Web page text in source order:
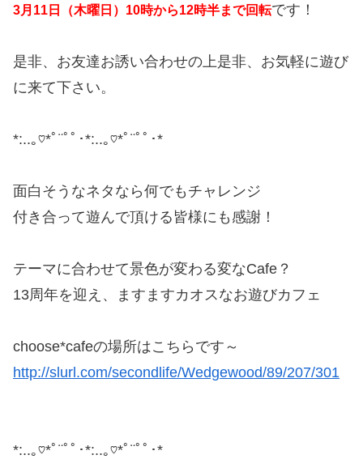
3月11日（木曜日）10時から12時半まで回転です！
是非、お友達お誘い合わせの上是非、お気軽に遊び
に来て下さい。
*:..｡♡*ﾟ¨ﾟﾟ･*:..｡♡*ﾟ¨ﾟﾟ･*
面白そうなネタなら何でもチャレンジ
付き合って遊んで頂ける皆様にも感謝！
テーマに合わせて景色が変わる変なCafe？
13周年を迎え、ますますカオスなお遊びカフェ
choose*cafeの場所はこちらです～
http://slurl.com/secondlife/Wedgewood/89/207/301
*:..｡♡*ﾟ¨ﾟﾟ･*:..｡♡*ﾟ¨ﾟﾟ･*